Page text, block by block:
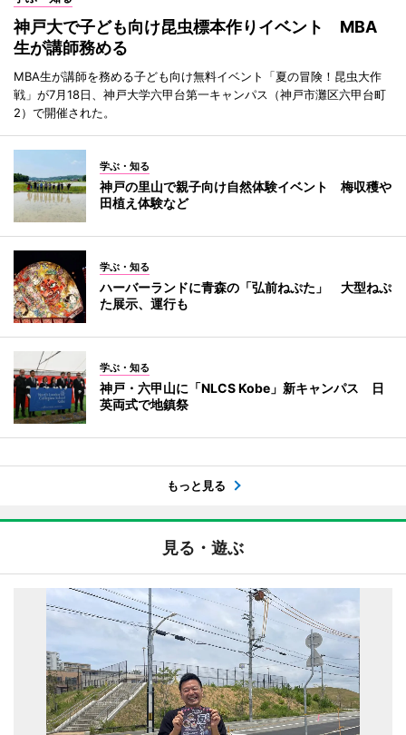
神戸大で子ども向け昆虫標本作りイベント MBA
生が講師務める
MBA生が講師を務める子ども向け無料イベント「夏の冒険！昆虫大作
戦」が7月18日、神戸大学六甲台第一キャンパス（神戸市灘区六甲台町
2）で開催された。
学ぶ・知る
神戸の里山で親子向け自然体験イベント 梅収穫や
田植え体験など
学ぶ・知る
ハーバーランドに青森の「弘前ねぷた」 大型ねぷ
た展示、運行も
学ぶ・知る
神戸・六甲山に「NLCS Kobe」新キャンパス 日
英両式で地鎮祭
もっと見る
見る・遊ぶ